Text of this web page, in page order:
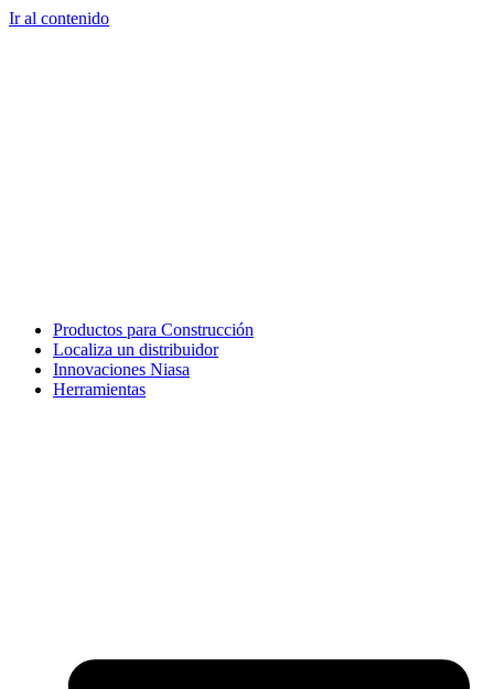
Ir al contenido
Productos para Construcción
Localiza un distribuidor
Innovaciones Niasa
Herramientas